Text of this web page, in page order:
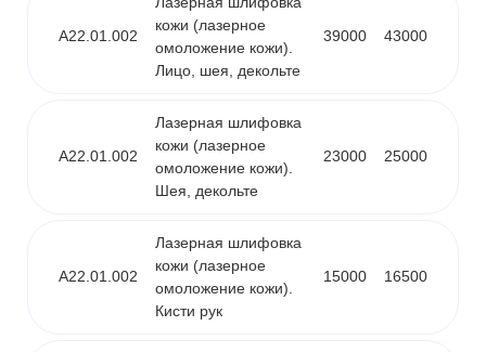
A22.01.002
кожи (лазерное
омоложение кожи).
Лицо, шея, декольте
39000 43000
A22.01.002
Лазерная шлифовка
кожи (лазерное
омоложение кожи).
Шея, декольте
23000 25000
A22.01.002
Лазерная шлифовка
кожи (лазерное
омоложение кожи).
Кисти рук
15000 16500